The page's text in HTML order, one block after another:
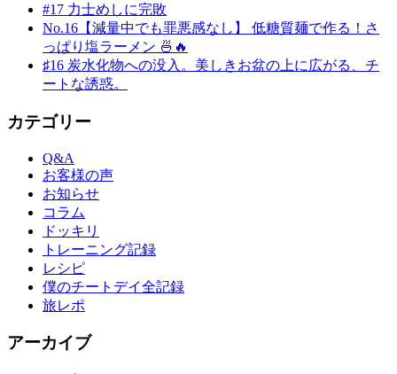
#17 力士めしに完敗
No.16【減量中でも罪悪感なし】 低糖質麺で作る！さ
っぱり塩ラーメン 🍜🔥
♯16 炭水化物への没入。美しきお盆の上に広がる、チ
ートな誘惑。
カテゴリー
Q&A
お客様の声
お知らせ
コラム
ドッキリ
トレーニング記録
レシピ
僕のチートデイ全記録
旅レポ
アーカイブ